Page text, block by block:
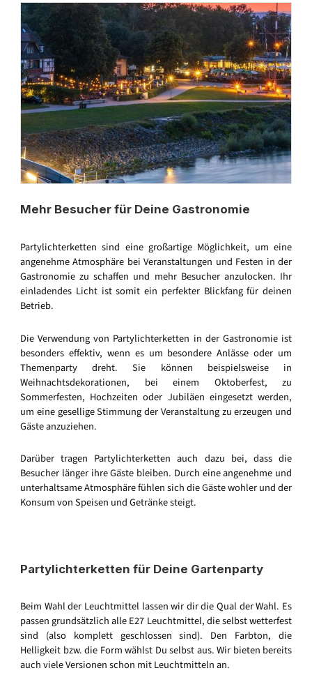
Mehr Besucher für Deine Gastronomie
Partylichterketten sind eine großartige Möglichkeit, um eine
angenehme Atmosphäre bei Veranstaltungen und Festen in der
Gastronomie zu schaffen und mehr Besucher anzulocken. Ihr
einladendes Licht ist somit ein perfekter Blickfang für deinen
Betrieb.
Die Verwendung von Partylichterketten in der Gastronomie ist
besonders effektiv, wenn es um besondere Anlässe oder um
Themenparty dreht. Sie können beispielsweise in
Weihnachtsdekorationen, bei einem Oktoberfest, zu
Sommerfesten, Hochzeiten oder Jubiläen eingesetzt werden,
um eine gesellige Stimmung der Veranstaltung zu erzeugen und
Gäste anzuziehen.
Darüber tragen Partylichterketten auch dazu bei, dass die
Besucher länger ihre Gäste bleiben. Durch eine angenehme und
unterhaltsame Atmosphäre fühlen sich die Gäste wohler und der
Konsum von Speisen und Getränke steigt.
Partylichterketten für Deine Gartenparty
Beim Wahl der Leuchtmittel lassen wir dir die Qual der Wahl. Es
passen grundsätzlich alle E27 Leuchtmittel, die selbst wetterfest
sind (also komplett geschlossen sind). Den Farbton, die
Helligkeit bzw. die Form wählst Du selbst aus. Wir bieten bereits
auch viele Versionen schon mit Leuchtmitteln an.